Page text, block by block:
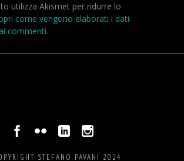
utilizza Akismet per ridurre lo
come vengono elaborati i dati
commenti.
STEFANO PAVANI 2024